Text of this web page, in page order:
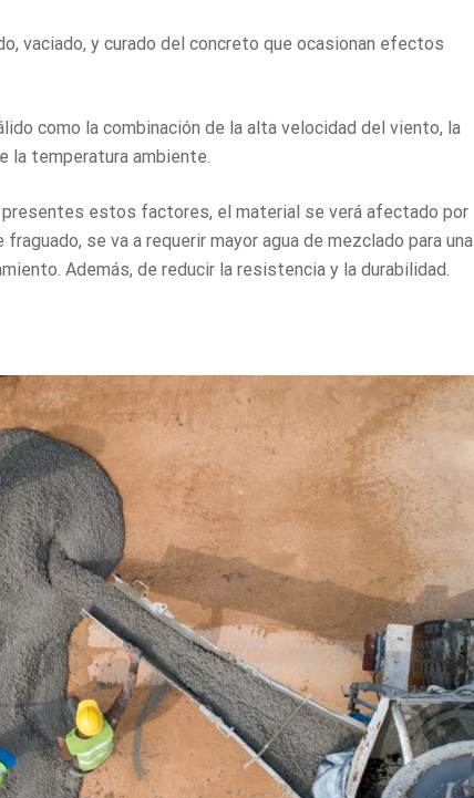
vaciado, y curado del concreto que ocasionan efectos
como la combinación de la alta velocidad del viento, la
la temperatura ambiente.
estos factores, el material se verá afectado por
se va a requerir mayor agua de mezclado para una
Además, de reducir la resistencia y la durabilidad.